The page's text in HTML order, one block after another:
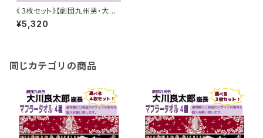
《３枚セット》【劇団九州男・大川
良太郎座長】マフラータオル《選
べる！》
¥5,320
同じカテゴリの商品